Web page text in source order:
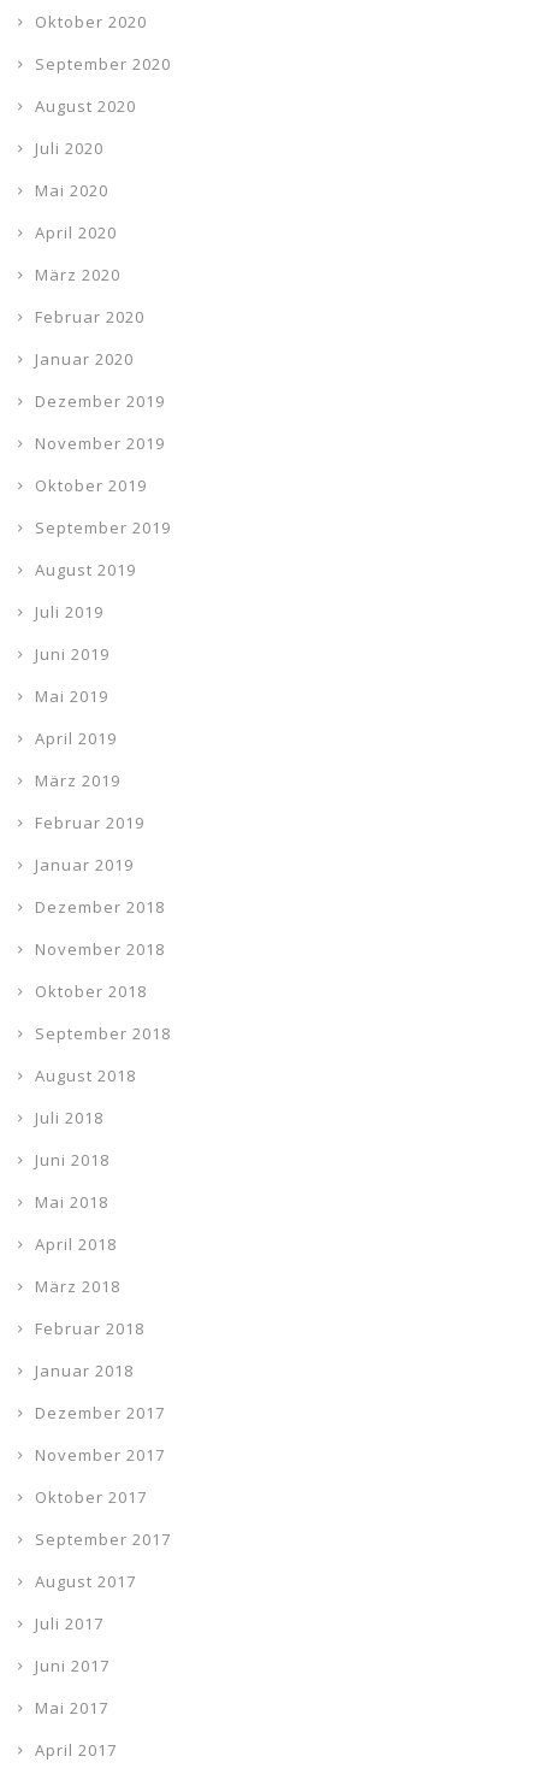
Oktober 2020
September 2020
August 2020
Juli 2020
Mai 2020
April 2020
März 2020
Februar 2020
Januar 2020
Dezember 2019
November 2019
Oktober 2019
September 2019
August 2019
Juli 2019
Juni 2019
Mai 2019
April 2019
März 2019
Februar 2019
Januar 2019
Dezember 2018
November 2018
Oktober 2018
September 2018
August 2018
Juli 2018
Juni 2018
Mai 2018
April 2018
März 2018
Februar 2018
Januar 2018
Dezember 2017
November 2017
Oktober 2017
September 2017
August 2017
Juli 2017
Juni 2017
Mai 2017
April 2017